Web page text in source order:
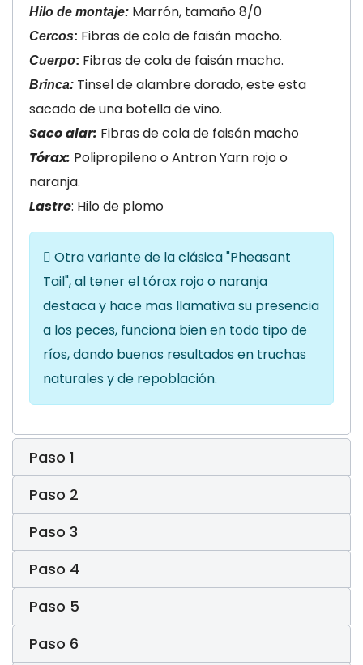
Hilo de montaje: Marrón, tamaño 8/0
Cercos: Fibras de cola de faisán macho.
Cuerpo: Fibras de cola de faisán macho.
Brinca: Tinsel de alambre dorado, este esta
sacado de una botella de vino.
Saco alar: Fibras de cola de faisán macho
Tórax: Polipropileno o Antron Yarn rojo o
naranja.
Lastre: Hilo de plomo
Otra variante de la clásica "Pheasant
Tail", al tener el tórax rojo o naranja
destaca y hace mas llamativa su presencia
a los peces, funciona bien en todo tipo de
ríos, dando buenos resultados en truchas
naturales y de repoblación.
Paso 1
Paso 2
Paso 3
Paso 4
Paso 5
Paso 6